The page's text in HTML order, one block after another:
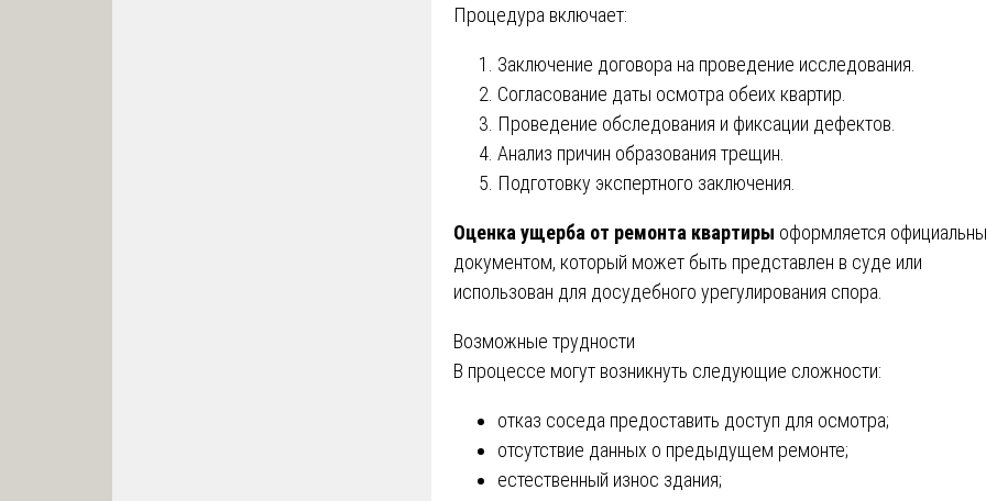
Процедура включает:
Заключение договора на проведение исследования.
Согласование даты осмотра обеих квартир.
Проведение обследования и фиксации дефектов.
Анализ причин образования трещин.
Подготовку экспертного заключения.
Оценка ущерба от ремонта квартиры оформляется
документом, который может быть представлен в суде или
использован для досудебного урегулирования спора.
Возможные трудности
В процессе могут возникнуть следующие сложности:
отказ соседа предоставить доступ для осмотра;
отсутствие данных о предыдущем ремонте;
естественный износ здания;